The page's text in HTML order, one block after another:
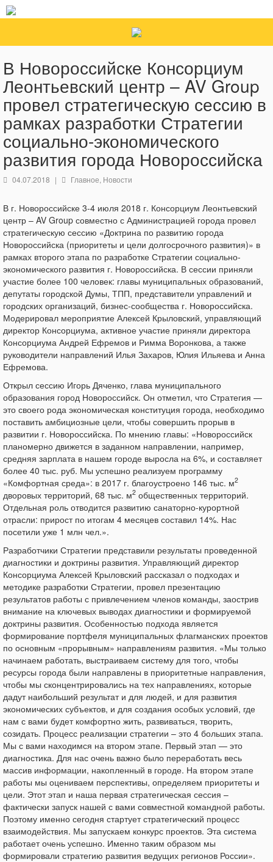
В Новороссийске Консорциум
Леонтьевский центр – AV Group
провел стратегическую сессию в
рамках разработки Стратегии
социально-экономического
развития города Новороссийска
04.07.2018 | Главное, Новости
В г. Новороссийске 3-4 июля 2018 г. Консорциум Леонтьевский
центр – AV Group совместно с Администрацией города провел
стратегическую сессию «Доктрина по развитию города
Новороссийска (приоритеты и цели долгосрочного развития)» в
рамках второго этапа по разработке Стратегии социально-
экономического развития г. Новороссийска. В сессии приняли
участие более 100 человек: главы муниципальных образований,
депутаты городской Думы, ТПП, представители управлений и
городских организаций, бизнес-сообщества г. Новороссийска.
Модерировал мероприятие Алексей Крыловский, управляющий
директор Консорциума, активное участие приняли директора
Консорциума Андрей Ефремов и Римма Воронкова, а также
руководители направлений Илья Захаров, Юлия Ильяева и Анна
Ефремова.
Открыл сессию Игорь Дяченко, глава муниципального
образования город Новороссийск. Он отметил, что Стратегия —
это своего рода экономическая конституция города, необходимо
поставить амбициозные цели, чтобы совершить прорыв в
развитии г. Новороссийска. По мнению главы: «Новороссийск
планомерно движется в заданном направлении, например,
средняя зарплата в нашем городе выросла на 6%, и составляет
более 40 тыс. руб. Мы успешно реализуем программу
«Комфортная среда»: в 2017 г. благоустроено 146 тыс. м2
дворовых территорий, 68 тыс. м2 общественных территорий.
Отдельная роль отводится развитию санаторно-курортной
отрасли: прирост по итогам 4 месяцев составил 14%. Нас
посетили уже 1 млн чел.».
Разработчики Стратегии представили результаты проведенной
диагностики и доктрины развития. Управляющий директор
Консорциума Алексей Крыловский рассказал о подходах и
методике разработки Стратегии, провел презентацию
результатов работы с привлечением членов команды, заострив
внимание на ключевых выводах диагностики и формируемой
доктрины развития. Особенностью подхода является
формирование портфеля муниципальных флагманских проектов
по основным «прорывным» направлениям развития. «Мы только
начинаем работать, выстраиваем систему для того, чтобы
ресурсы города были направлены в приоритетные направления,
чтобы мы сконцентрировались на тех направлениях, которые
дадут наибольший результат и для людей, и для развития
экономических субъектов, и для создания особых условий, где
нам с вами будет комфортно жить, развиваться, творить,
созидать. Процесс реализации стратегии – это 4 больших этапа.
Мы с вами находимся на втором этапе. Первый этап — это
диагностика. Для нас очень важно было переработать весь
массив информации, накопленный в городе. На втором этапе
работы мы оцениваем перспективы, определяем приоритеты и
цели. Этот этап и наша первая стратегическая сессия –
фактически запуск нашей с вами совместной командной работы.
Поэтому именно сегодня стартует стратегический процесс
взаимодействия. Мы запускаем конкурс проектов. Эта система
работает очень успешно. Именно таким образом мы
формировали стратегию развития ведущих регионов России».